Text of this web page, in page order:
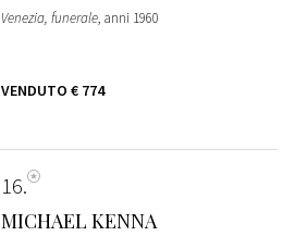
Venezia, funerale, anni 1960
VENDUTO € 774
16
MICHAEL KENNA